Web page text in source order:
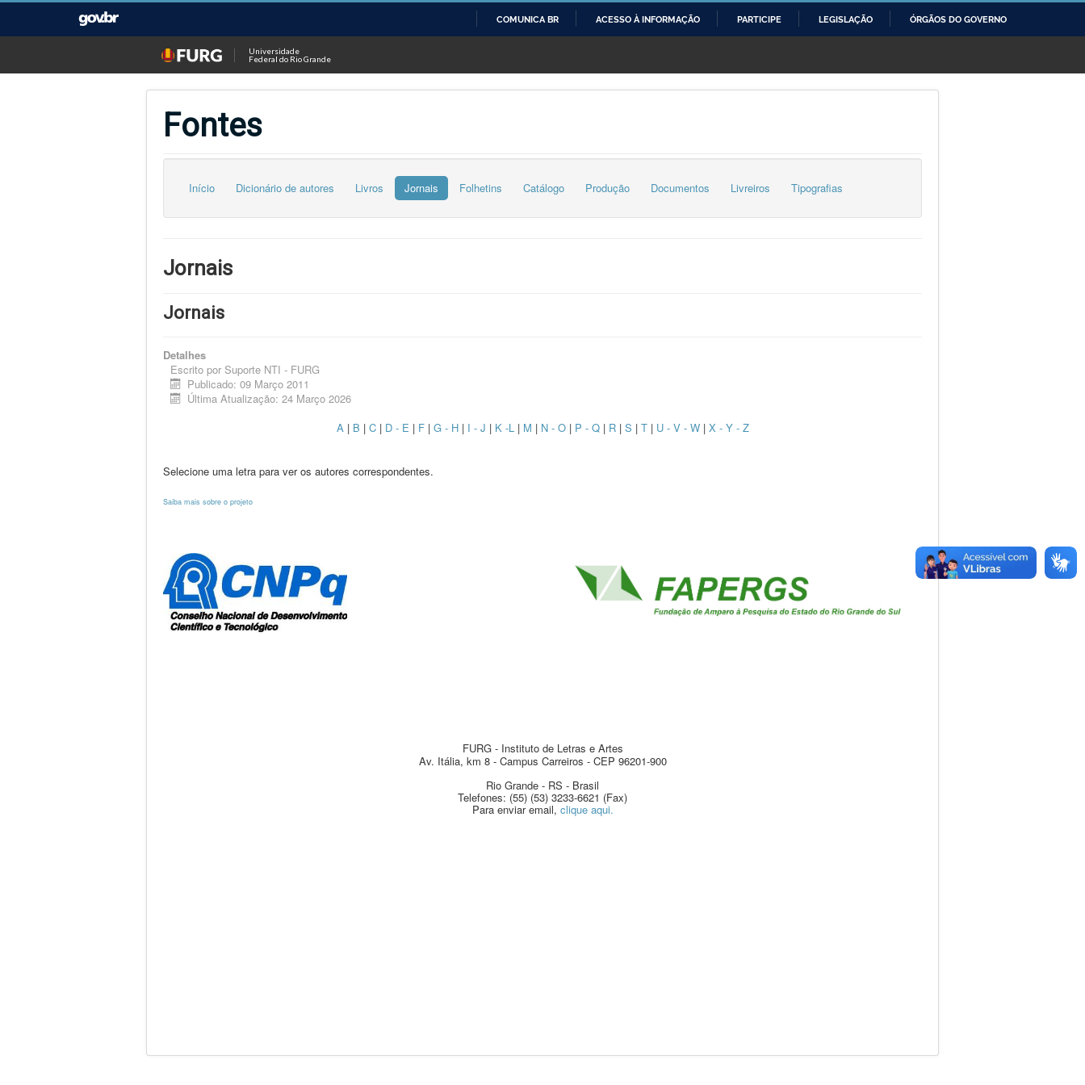
O
CONTEÚDO
COMUNICA BR ACESSO À INFORMAÇÃO PARTICIPE LEGISLAÇÃO ÓRGÃOS DO GOVERNO
Universidade
Federal do Rio Grande
Fontes
Início Dicionário de autores Livros Jornais Folhetins Catálogo Produção Documentos Livreiros Tipografias
Jornais
Jornais
Detalhes
Escrito por Suporte NTI - FURG
Publicado: 09 Março 2011
Última Atualização: 24 Março 2026
A | B | C | D - E | F | G - H | I - J | K -L | M | N - O | P - Q | R | S | T | U - V - W| X - Y - Z
Selecione uma letra para ver os autores correspondentes.
Saiba mais sobre o projeto
FURG - Instituto de Letras e Artes
Av. Itália, km 8 - Campus Carreiros - CEP 96201-900
Rio Grande - RS - Brasil
Telefones: (55) (53) 3233-6621 (Fax)
Para enviar email, clique aqui.